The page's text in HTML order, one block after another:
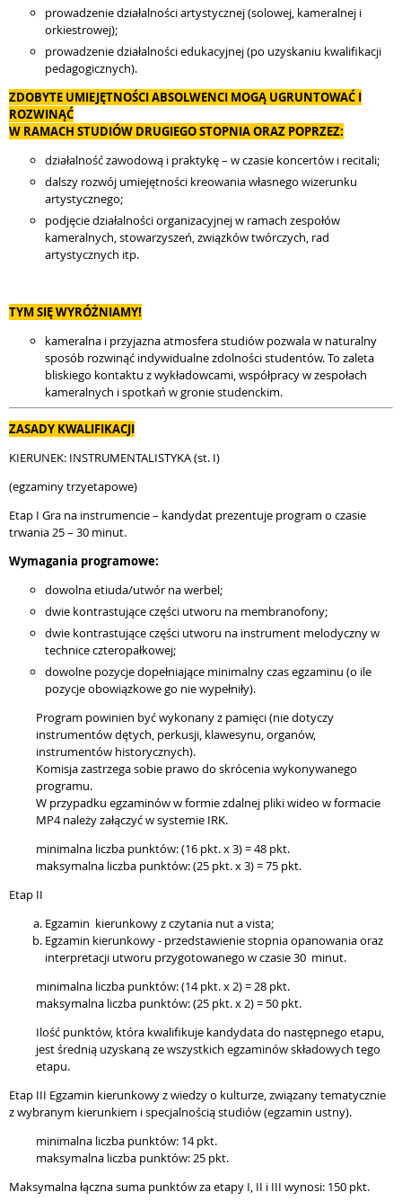
prowadzenie działalności artystycznej (solowej, kameralnej i
orkiestrowej);
prowadzenie działalności edukacyjnej (po uzyskaniu kwalifikacji
pedagogicznych).
ZDOBYTE UMIEJĘTNOŚCI ABSOLWENCI MOGĄ UGRUNTOWAĆ I
ROZWINĄĆ
W RAMACH STUDIÓW DRUGIEGO STOPNIA ORAZ POPRZEZ:
działalność zawodową i praktykę – w czasie koncertów i recitali;
dalszy rozwój umiejętności kreowania własnego wizerunku
artystycznego;
podjęcie działalności organizacyjnej w ramach zespołów
kameralnych, stowarzyszeń, związków twórczych, rad
artystycznych itp.
TYM SIĘ WYRÓŻNIAMY!
kameralna i przyjazna atmosfera studiów pozwala w naturalny
sposób rozwinąć indywidualne zdolności studentów. To zaleta
bliskiego kontaktu z wykładowcami, współpracy w zespołach
kameralnych i spotkań w gronie studenckim.
ZASADY KWALIFIKACJI
KIERUNEK: INSTRUMENTALISTYKA (st. I)
(egzaminy trzyetapowe)
Etap I Gra na instrumencie – kandydat prezentuje program o czasie
trwania 25 – 30 minut.
Wymagania programowe:
dowolna etiuda/utwór na werbel;
dwie kontrastujące części utworu na membranofony;
dwie kontrastujące części utworu na instrument melodyczny w
technice czteropałkowej;
dowolne pozycje dopełniające minimalny czas egzaminu (o ile
pozycje obowiązkowe go nie wypełniły).
Program powinien być wykonany z pamięci (nie dotyczy
instrumentów dętych, perkusji, klawesynu, organów,
instrumentów historycznych).
Komisja zastrzega sobie prawo do skrócenia wykonywanego
programu.
W przypadku egzaminów w formie zdalnej pliki wideo w formacie
MP4 należy załączyć w systemie IRK.
minimalna liczba punktów: (16 pkt. x 3) = 48 pkt.
maksymalna liczba punktów: (25 pkt. x 3) = 75 pkt.
Etap II
Egzamin kierunkowy z czytania nut a vista;
Egzamin kierunkowy - przedstawienie stopnia opanowania oraz
interpretacji utworu przygotowanego w czasie 30 minut.
minimalna liczba punktów: (14 pkt. x 2) = 28 pkt.
maksymalna liczba punktów: (25 pkt. x 2) = 50 pkt.
Ilość punktów, która kwalifikuje kandydata do następnego etapu,
jest średnią uzyskaną ze wszystkich egzaminów składowych tego
etapu.
Etap III Egzamin kierunkowy z wiedzy o kulturze, związany tematycznie
z wybranym kierunkiem i specjalnością studiów (egzamin ustny).
minimalna liczba punktów: 14 pkt.
maksymalna liczba punktów: 25 pkt.
Maksymalna łączna suma punktów za etapy I, II i III wynosi: 150 pkt.